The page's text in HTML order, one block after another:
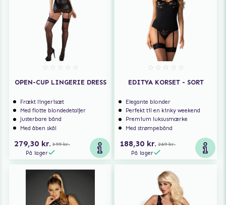
OPEN-CUP LINGERIE DRESS
Frækt lingerisæt
Med flotte blondedetaljer
Justerbare bånd
Med åben skål
279,30 kr. 399 kr.
På lager
EDITYA KORSET - SORT
Elegante blonder
Perfekt til en kinky weekend
Premium luksusmærke
Med strømpebånd
188,30 kr. 269 kr.
På lager